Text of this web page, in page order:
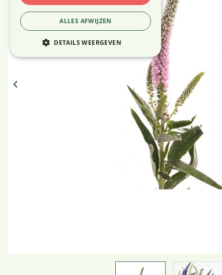
ALLES AFWIJZEN
DETAILS WEERGEVEN